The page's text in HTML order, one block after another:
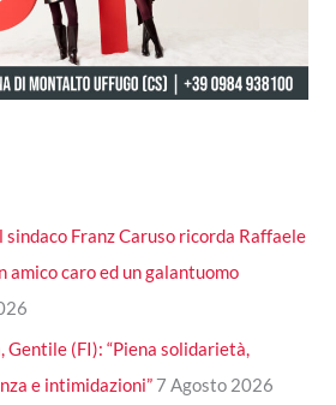
sindaco Franz Caruso ricorda Raffaele
amico caro ed un galantuomo
Gentile (FI): “Piena solidarietà,
e intimidazioni” 7 Agosto 2026